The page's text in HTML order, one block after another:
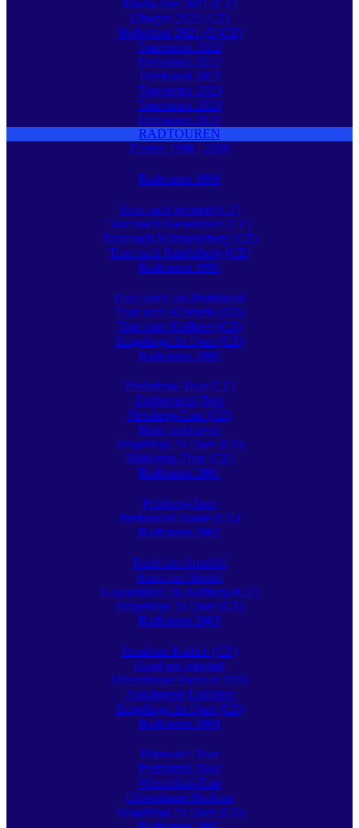
Macha-See 2021 (CZ)
Elbogen 2021 (CZ)
Herbsttour 2021 (D-CZ)
Tourenmix 2022
Herbsttour 2022
Rheinland 2023
Tourenmix 2023
Tourenmix 2024
Herbsttour 2024
RADTOUREN
Touren 1998 - 2010
Radtouren 1998
Tour nach Weipert (CZ)
Tour nach Hassenstein (CZ)
Tour nach Schmiedeberg (CZ)
Tour nach Kupferberg (CZ)
Radtouren 1999
Tour durch das Preßnitztal
Tour nach Klösterle (CZ)
Tour zum Keilberg (CZ)
Erzgebirge 2x Quer (CZ)
Radtouren 2000
Preßnitztal-Tour (CZ)
Zschopautal-Tour
Plessberg-Tour (CZ)
Rund um Geyer
Erzgebirge 2x Quer (CZ)
Mühlental-Tour (CZ)
Radtouren 2001
Pöhlberg-Tour
Preßnitztal-Runde (CZ)
Radtouren 2002
Rund um Arnsfeld
Rund um Herold
Kupferhübel bis Keilberg (CZ)
Erzgebirge 2x Quer (CZ)
Radtouren 2003
Rund um Kallich (CZ)
Rund um Jöhstadt
Olbernhauer Radtour 2003
Annaberger Landring
Erzgebirge 2x Quer (CZ)
Radtouren 2004
Bornwald-Tour
Preßnitztal-Tour
Wiesenbad-Tour
Olbernhauer Radtour
Erzgebirge 2x Quer (CZ)